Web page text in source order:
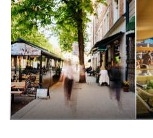
Uteservering på Dryck vinbar
Samuel Unéus